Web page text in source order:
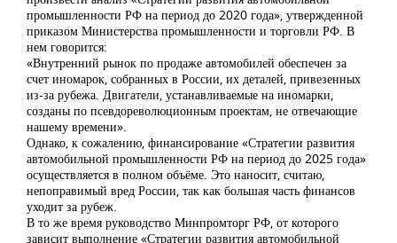
промышленности РФ на период до 2020 года», утвержденной
приказом Министерства промышленности и торговли РФ. В
нем говорится:
«Внутренний рынок по продаже автомобилей обеспечен за
счет иномарок, собранных в России, их деталей, привезенных
из-за рубежа. Двигатели, устанавливаемые на иномарки,
созданы по псевдореволюционным проектам, не отвечающие
нашему времени».
Однако, к сожалению, финансирование «Стратегии развития
автомобильной промышленности РФ на период до 2025 года»
осуществляется в полном объёме. Это наносит, считаю,
непоправимый вред России, так как большая часть финансов
уходит за рубеж.
В то же время руководство Минпромторг РФ, от которого
зависит выполнение «Стратегии развития автомобильной